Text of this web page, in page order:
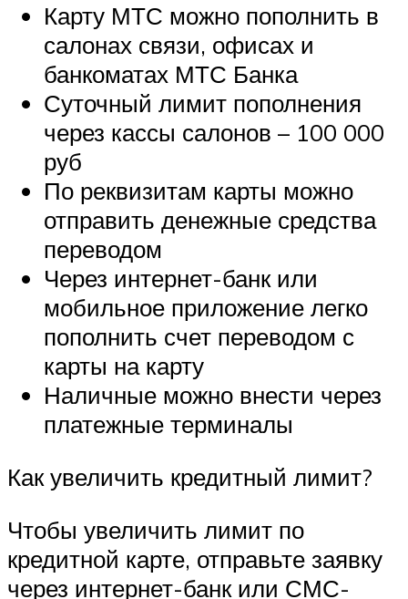
Карту МТС можно пополнить в
салонах связи, офисах и
банкоматах МТС Банка
Суточный лимит пополнения
через кассы салонов – 100 000
руб
По реквизитам карты можно
отправить денежные средства
переводом
Через интернет-банк или
мобильное приложение легко
пополнить счет переводом с
карты на карту
Наличные можно внести через
платежные терминалы
Как увеличить кредитный лимит?
Чтобы увеличить лимит по
кредитной карте, отправьте заявку
через интернет-банк или СМС-